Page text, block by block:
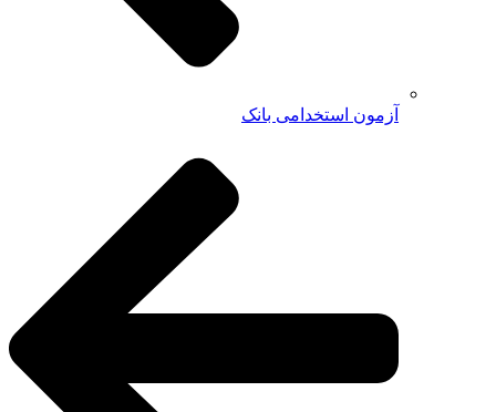
آزمون استخدامی بانک